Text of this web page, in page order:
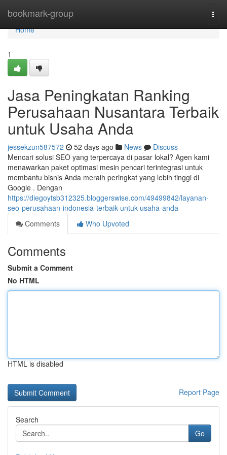
bookmark-group
Home
Home
1
Jasa Peningkatan Ranking
Perusahaan Nusantara Terbaik
untuk Usaha Anda
jessekzun587572 52 days ago News
Discuss
Mencari solusi SEO yang terpercaya di pasar lokal? Agen kami
menawarkan paket optimasi mesin pencari terintegrasi untuk
membantu bisnis Anda meraih peringkat yang lebih tinggi di
Google . Dengan
https://diegoytsb312325.bloggerswise.com/49499842/layanan-
seo-perusahaan-indonesia-terbaik-untuk-usaha-anda
Comments
Who Upvoted
Comments
Submit a Comment
No HTML
HTML is disabled
Report Page
Search
Go